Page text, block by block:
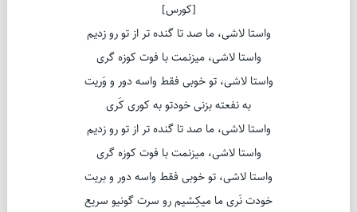
[کورس]
واستا لاشی، ما صد تا گنده تر از تو رو زدیم
واستا لاشی، میزنمت با فوت کوزه گری
واستا لاشی، تو خوبی فقط واسه دور و وَریت
به نفعته بزنی خودتو به کوری کَری
واستا لاشی، ما صد تا گنده تر از تو رو زدیم
واستا لاشی، میزنمت با فوت کوزه گری
واستا لاشی، تو خوبی فقط واسه دور و بریت
خودت نَری ما میکِشیم رو سرت گونیو سریع